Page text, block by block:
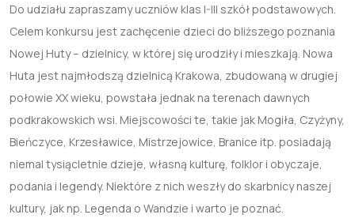
Do udziału zapraszamy uczniów klas I-III szkół podstawowych.
Celem konkursu jest zachęcenie dzieci do bliższego poznania
Nowej Huty – dzielnicy, w której się urodziły i mieszkają. Nowa
Huta jest najmłodszą dzielnicą Krakowa, zbudowaną w drugiej
połowie XX wieku, powstała jednak na terenach dawnych
podkrakowskich wsi. Miejscowości te, takie jak Mogiła, Czyżyny,
Bieńczyce, Krzesławice, Mistrzejowice, Branice itp. posiadają
niemal tysiącletnie dzieje, własną kulturę, folklor i obyczaje,
podania i legendy. Niektóre z nich weszły do skarbnicy naszej
kultury, jak np. Legenda o Wandzie i warto je poznać.